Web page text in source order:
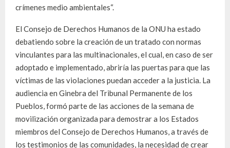
crímenes medio ambientales“.
El Consejo de Derechos Humanos de la ONU ha estado
debatiendo sobre la creación de un tratado con normas
vinculantes para las multinacionales, el cual, en caso de ser
adoptado e implementado, abriría las puertas para que las
víctimas de las violaciones puedan acceder a la justicia. La
audiencia en Ginebra del Tribunal Permanente de los
Pueblos, formó parte de las acciones de la semana de
movilización organizada para demostrar a los Estados
miembros del Consejo de Derechos Humanos, a través de
los testimonios de las comunidades, la necesidad de crear